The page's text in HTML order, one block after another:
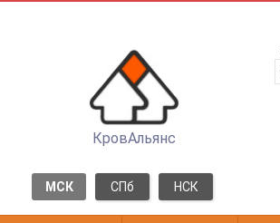
КровАльянс
МСК СПб НСК